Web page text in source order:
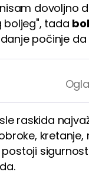
dovoljno
boljeg", tada
počinje
raskida